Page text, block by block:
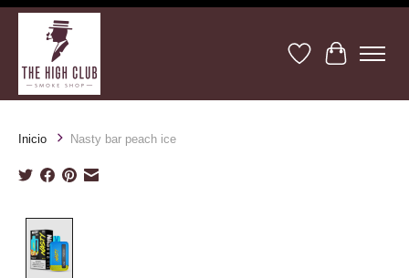
Lista de deseos
Cesta
Inicio Nasty bar peach ice